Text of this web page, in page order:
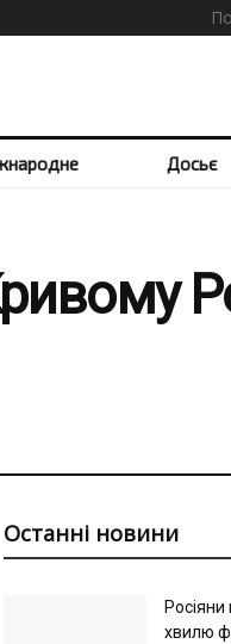
Досьє
Останні новини
хвилю